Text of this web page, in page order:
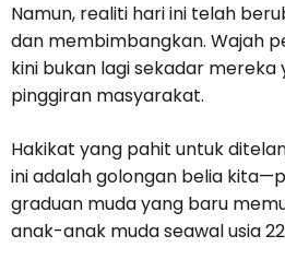
Namun, realiti hari ini telah
dan membimbangkan. Wajah
kini bukan lagi sekadar mereka
pinggiran masyarakat.
Hakikat yang pahit untuk
ini adalah golongan belia
graduan muda yang baru
anak-anak muda seawal usia